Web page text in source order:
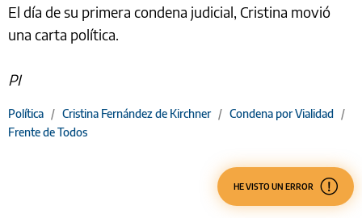
El día de su primera condena judicial, Cristina movió
una carta política.
PI
Política / Cristina Fernández de Kirchner / Condena por Vialidad /
Frente de Todos
HE VISTO UN ERROR